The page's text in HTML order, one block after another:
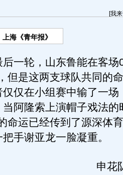
[我
海《青年报》
轮，山东鲁能在客场
但是这两支球队共同
仅在小组赛中输了一场
阿隆索上演帽子戏法的
命运已经传到了源深体
手谢亚龙一脸凝重。
申花